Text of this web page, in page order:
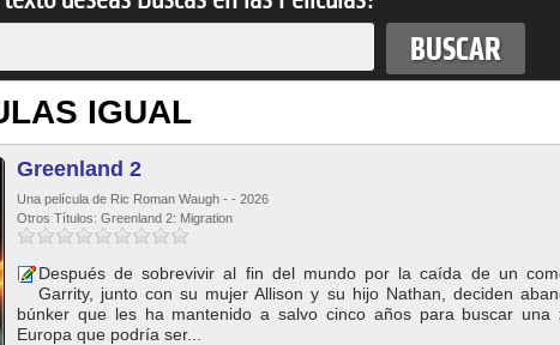
IGUAL
Greenland 2
Una película de Ric Roman Waugh - - 2026
Otros Títulos: Greenland 2: Migration
Después de sobrevivir al fin del mundo por la caída de un
Garrity, junto con su mujer Allison y su hijo Nathan, deciden
búnker que les ha mantenido a salvo cinco años para buscar una
Europa que podría ser...